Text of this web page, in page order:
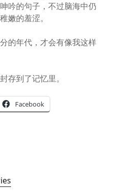
吟的句子，不过脑海中仍
嫩的羞涩。
的年代，才会有像我这样
存到了记忆里。
Facebook